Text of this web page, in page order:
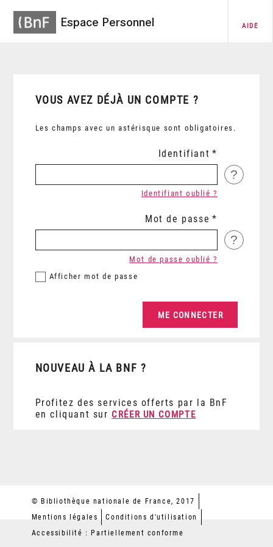
Espace Personnel AIDE
VOUS AVEZ DÉJÀ UN COMPTE ?
Les champs avec un astérisque sont obligatoires.
Identifiant
?
Identifiant oublié ?
Mot de passe
?
Afficher mot de passe
Mot de passe oublié ?
NOUVEAU À LA BNF ?
Profitez des services offerts par la BnF
en cliquant sur CRÉER UN COMPTE
© Bibliothèque nationale de France, 2017
Mentions légales
Conditions d'utilisation
Accessibilité : Partiellement conforme